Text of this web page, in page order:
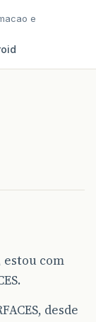
e
com
desde